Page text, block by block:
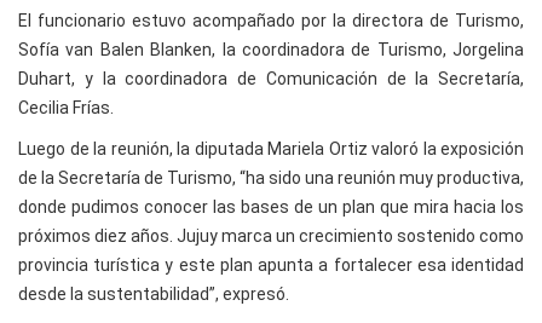
El funcionario estuvo acompañado por la directora de Turismo,
Sofía van Balen Blanken, la coordinadora de Turismo, Jorgelina
Duhart, y la coordinadora de Comunicación de la Secretaría,
Cecilia Frías.
Luego de la reunión, la diputada Mariela Ortiz valoró la exposición
de la Secretaría de Turismo, “ha sido una reunión muy productiva,
donde pudimos conocer las bases de un plan que mira hacia los
próximos diez años. Jujuy marca un crecimiento sostenido como
provincia turística y este plan apunta a fortalecer esa identidad
desde la sustentabilidad”, expresó.